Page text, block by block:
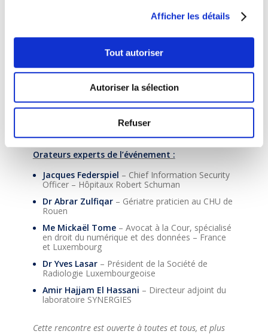
Afficher les détails
Tout autoriser
Autoriser la sélection
Refuser
Président de la Commission Médicale des
l’expérimentation aux soins : où se situe l’IA en
santé aujourd’hui ? »
»
Temps de questions-réponses avec la salle
Présentation d’une nouvelle formation
diplômante de niveau Master 2 IA & Santé au
Orateurs experts de l’événement :
Jacques Federspiel – Chief Information Security
Officer – Hôpitaux Robert Schuman
Dr Abrar Zulfiqar– Gériatre praticien au CHU de
Rouen
Me Mickaël Tome– Avocat à la Cour, spécialisé
en droit du numérique et des données – France
et Luxembourg
Dr Yves Lasar– Président de la Société de
Radiologie Luxembourgeoise
Amir Hajjam El Hassani – Directeur adjoint du
laboratoire SYNERGIES
Cette rencontre est ouverte à toutes et tous, et plus